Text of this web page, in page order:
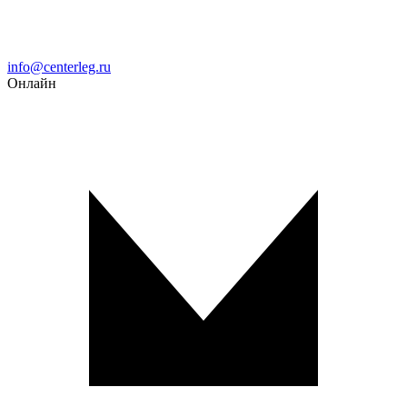
Email
info@centerleg.ru
Онлайн